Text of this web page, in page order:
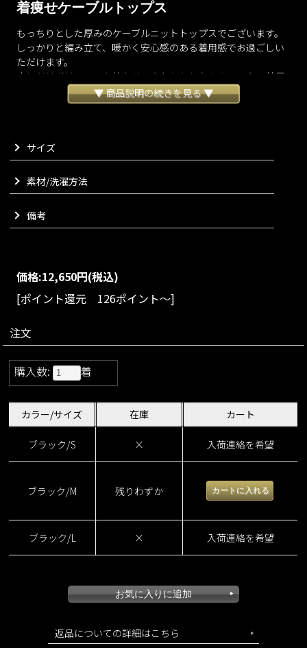
着痩せケーブルトップス
もっちりとした厚みのケーブルニットトップスでございます。
しっかりと編み立て、暖かく安心感のある着用感でお過ごしい
ただけます。
少しだけボリュームを持たせ、ふわりとしたシルエットの袖元
がさらに優しい印象をプラスしてくれます。
シーズンムードを盛り上げてくれ、冬を楽しくお過ごしいただ
size：S/M/L color：ブラック/アイボリー/レッド
Matching materials
▼ 商品説明の続きを見る ▼
サイズ
素材/洗濯方法
備考
価格:12,650円(税込)
[ポイント還元 126ポイント～]
注文
購入数: 着
カラー/サイズ 在庫 カート
ブラック/S × 入荷連絡を希望
ブラック/M 残りわずか
ブラック/L × 入荷連絡を希望
返品についての詳細はこちら